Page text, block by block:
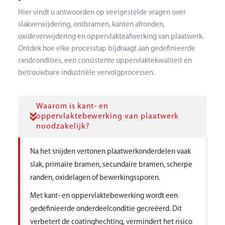
Hier vindt u antwoorden op veelgestelde vragen over
slakverwijdering, ontbramen, kanten afronden,
oxideverwijdering en oppervlakteafwerking van plaatwerk.
Ontdek hoe elke processtap bijdraagt aan gedefinieerde
randcondities, een consistente oppervlaktekwaliteit en
betrouwbare industriële vervolgprocessen.
Waarom is kant- en
oppervlaktebewerking van plaatwerk
noodzakelijk?
Na het snijden vertonen plaatwerkonderdelen vaak
slak, primaire bramen, secundaire bramen, scherpe
randen, oxidelagen of bewerkingssporen.
Met kant- en oppervlaktebewerking wordt een
gedefinieerde onderdeelconditie gecreëerd. Dit
verbetert de coatinghechting, vermindert het risico